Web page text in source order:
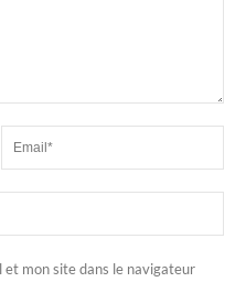
mon site dans le navigateur